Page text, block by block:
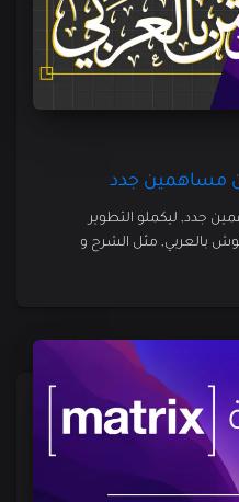
مساهمين جدد
جدد, ليكملو التطوير
بالعربي, مثل الشرح و